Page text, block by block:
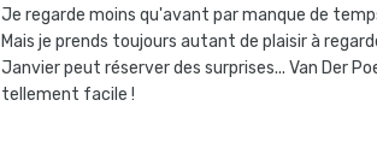
Je regarde moins qu'avant par manque de
Mais je prends toujours autant de plaisir à
Janvier peut réserver des surprises... Van Der
tellement facile !